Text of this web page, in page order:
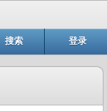
搜索 登录